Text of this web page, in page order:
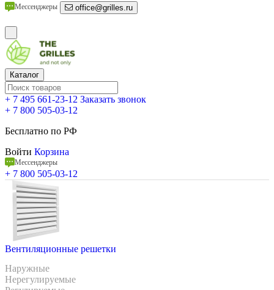
Мессенджеры office@grilles.ru
Каталог
+ 7 495 661-23-12 Заказать звонок
+ 7 800 505-03-12
Бесплатно по РФ
Войти Корзина
Мессенджеры
+ 7 800 505-03-12
Вентиляционные решетки
Наружные
Нерегулируемые